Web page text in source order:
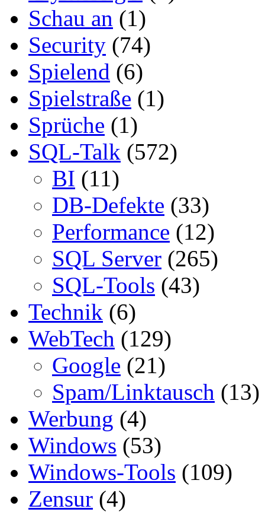
Schau an (1)
Security (74)
Spielend (6)
Spielstraße (1)
Sprüche (1)
SQL-Talk (572)
BI (11)
DB-Defekte (33)
Performance (12)
SQL Server (265)
SQL-Tools (43)
Technik (6)
WebTech (129)
Google (21)
Spam/Linktausch (13)
Werbung (4)
Windows (53)
Windows-Tools (109)
Zensur (4)